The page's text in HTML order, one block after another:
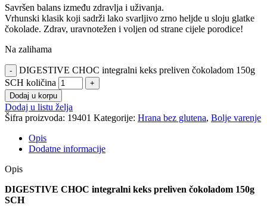
Savršen balans između zdravlja i uživanja.
Vrhunski klasik koji sadrži lako svarljivo zrno heljde u sloju glatke
čokolade. Zdrav, uravnotežen i voljen od strane cijele porodice!
Na zalihama
DIGESTIVE CHOC integralni keks preliven čokoladom 150g
SCH količina
Dodaj u korpu
Dodaj u listu želja
Šifra proizvoda: 19401 Kategorije: Hrana bez glutena, Bolje varenje
Opis
Dodatne informacije
Opis
DIGESTIVE CHOC integralni keks preliven čokoladom 150g
SCH